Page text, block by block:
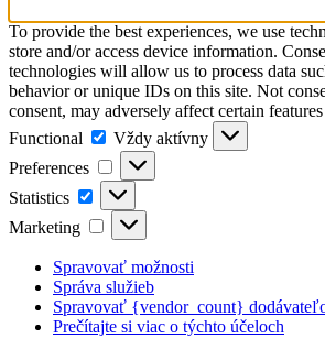
To provide the best experiences, we use
store and/or access device information.
technologies will allow us to process data
behavior or unique IDs on this site. Not
consent, may adversely affect certain
Functional
Functional
Vždy aktívny
Preferences
Preferences
Statistics Statistics
Marketing Marketing
Spravovať možnosti
Správa služieb
Spravovať {vendor_count}
Prečítajte si viac o týchto účeloch